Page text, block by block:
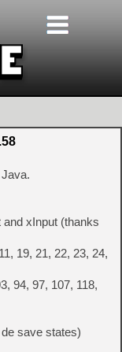
xInput (thanks
19, 21, 22, 23, 24,
94, 97, 107, 118,
save states)